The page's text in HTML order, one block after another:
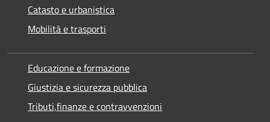
Catasto e urbanistica
Mobilità e trasporti
Educazione e formazione
Giustizia e sicurezza pubblica
Tributi,finanze e contravvenzioni